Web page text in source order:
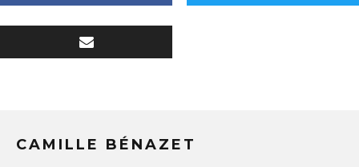
CAMILLE BÉNAZET